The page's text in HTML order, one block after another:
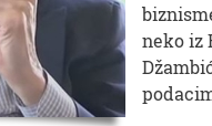
neko iz